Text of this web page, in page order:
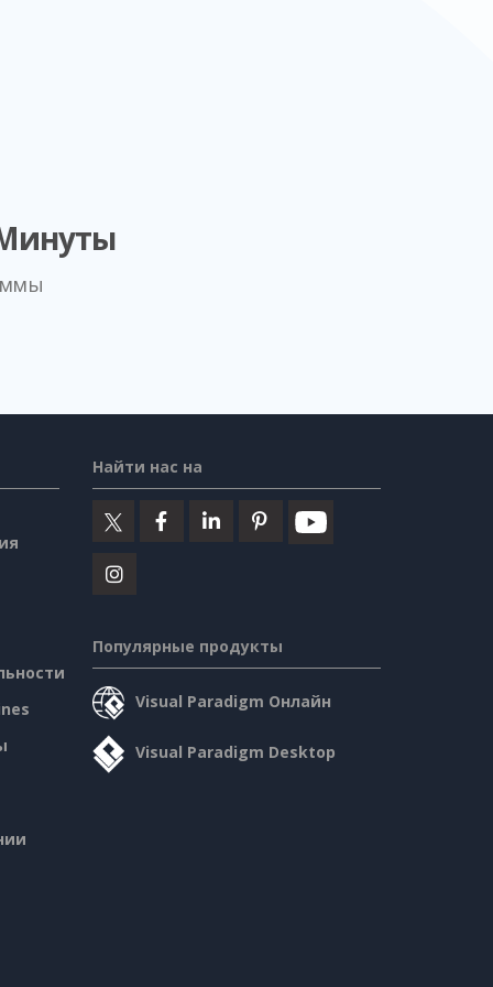
Найти нас на
Популярные продукты
Visual Paradigm Онлайн
Visual Paradigm Desktop